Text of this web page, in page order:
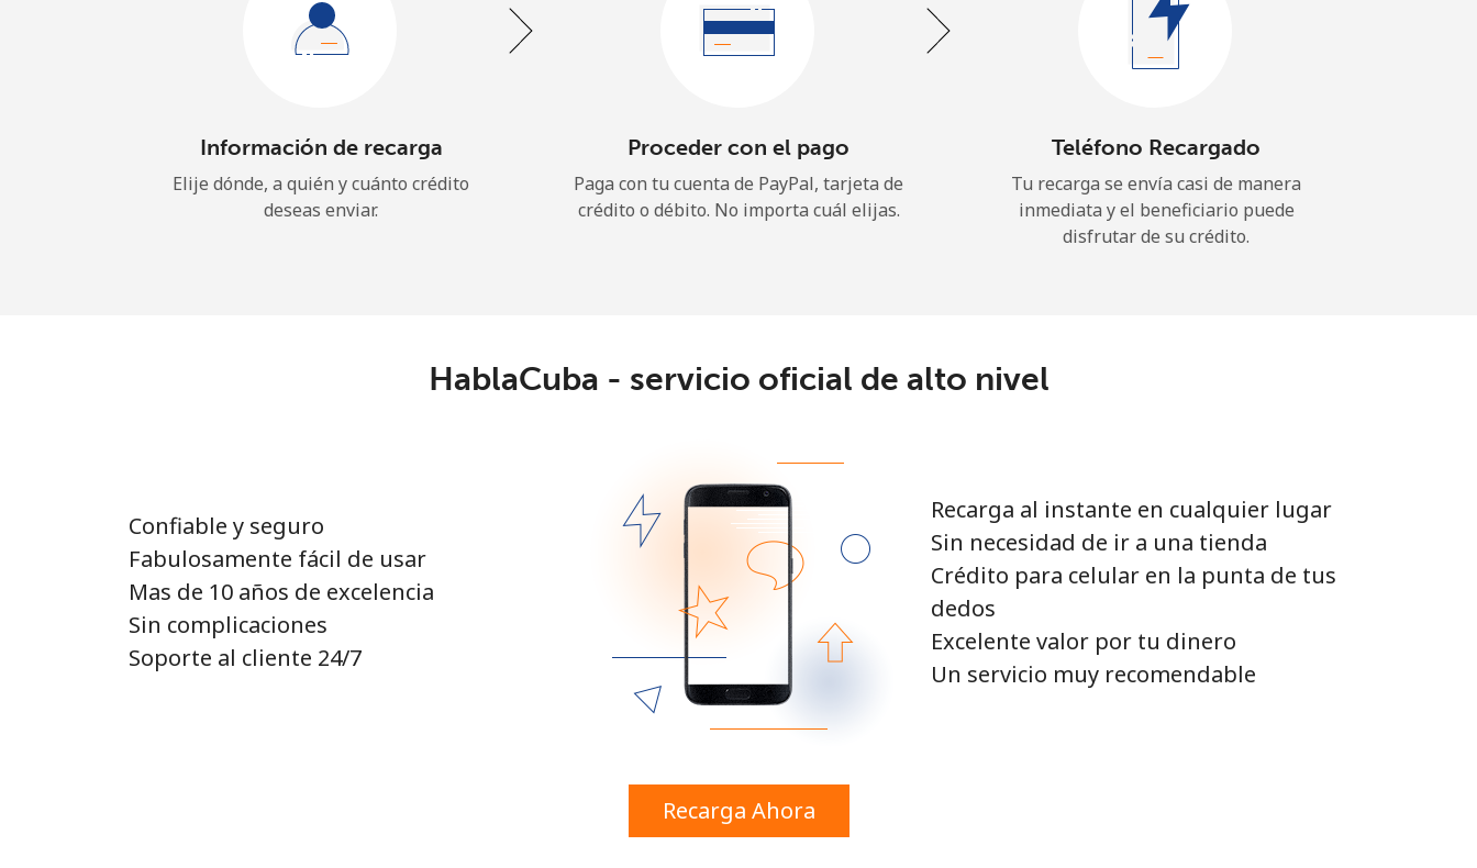
Inicia sesión oREGÍSTRATE →
¿Olvidaste tu contraseña? →
Iniciar Sesión
Continuar con
Información de recarga
Elije dónde, a quién y cuánto crédito
deseas enviar.
Proceder con el pago
Paga con tu cuenta de PayPal, tarjeta de
crédito o débito. No importa cuál elijas.
Teléfono Recargado
Tu recarga se envía casi de manera
inmediata y el beneficiario puede
disfrutar de su crédito.
HablaCuba - servicio oficial de alto nivel
Confiable y seguro
Fabulosamente fácil de usar
Mas de 10 años de excelencia
Sin complicaciones
Soporte al cliente 24/7
Recarga al instante en cualquier lugar
Sin necesidad de ir a una tienda
Crédito para celular en la punta de tus
dedos
Excelente valor por tu dinero
Un servicio muy recomendable
Recarga Ahora